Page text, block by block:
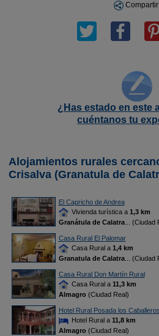
¿Has estado en este
cuéntanos tu
Alojamientos rurales
Crisalva (Granatula de
El Capricho de Andrea
Vivienda turística a 1,3 km
Granátula de Calatra... (Ciudad
Casa Rural El Palomar
Casa Rural a 1,4 km
Granatula de Calatra... (Ciudad
Casa Rural Don Martín Rural
Casa Rural a 11,3 km
Almagro(Ciudad Real)
Hotel Rural Posada los Caballeros
Hotel Rural a 11,8 km
Almagro(Ciudad Real)